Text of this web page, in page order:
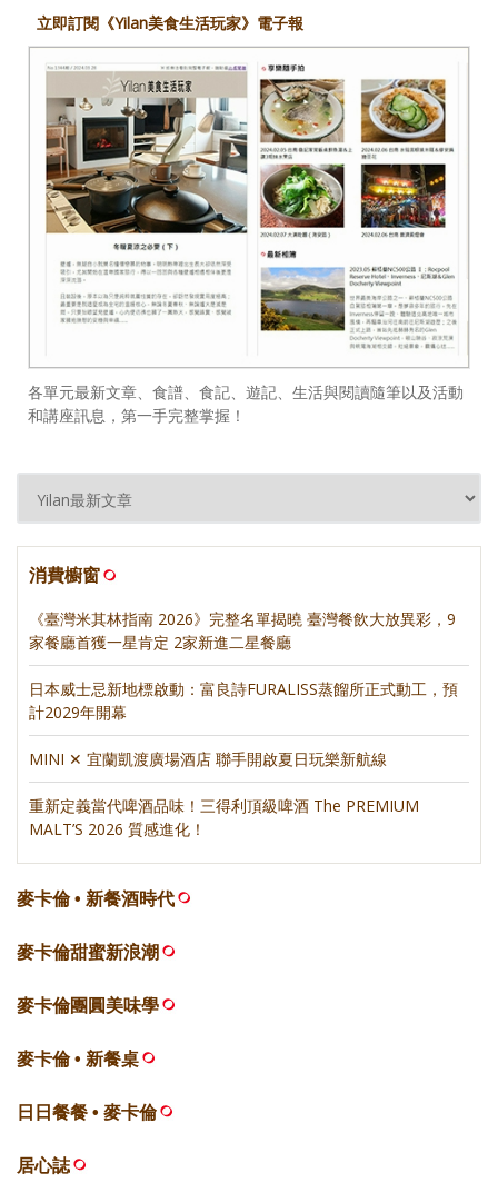
立即訂閱《Yilan美食生活玩家》電子報
各單元最新文章、食譜、食記、遊記、生活與閱讀隨筆以及活動
和講座訊息，第一手完整掌握！
消費櫥窗
《臺灣米其林指南 2026》完整名單揭曉 臺灣餐飲大放異彩，9
家餐廳首獲一星肯定 2家新進二星餐廳
日本威士忌新地標啟動：富良詩FURALISS蒸餾所正式動工，預
計2029年開幕
MINI ✕ 宜蘭凱渡廣場酒店 聯手開啟夏日玩樂新航線
重新定義當代啤酒品味！三得利頂級啤酒 The PREMIUM
MALT’S 2026 質感進化！
麥卡倫 • 新餐酒時代
麥卡倫甜蜜新浪潮
麥卡倫團圓美味學
麥卡倫 • 新餐桌
日日餐餐 • 麥卡倫
居心誌